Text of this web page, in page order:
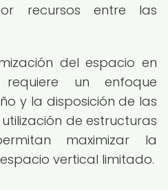
recursos entre las
del espacio en
requiere un enfoque
y la disposición de las
de estructuras
maximizar la
vertical limitado.